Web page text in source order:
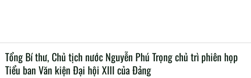
Tổng Bí thư, Chủ tịch nước Nguyễn Phú Trọng chủ trì phiên họp
Tiểu ban Văn kiện Đại hội XIII của Đảng